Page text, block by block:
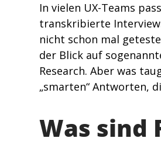
In vielen UX-Teams
transkribierte
nicht schon mal
der Blick auf
Research. Aber was
„smarten“ Antworten,
Was sind